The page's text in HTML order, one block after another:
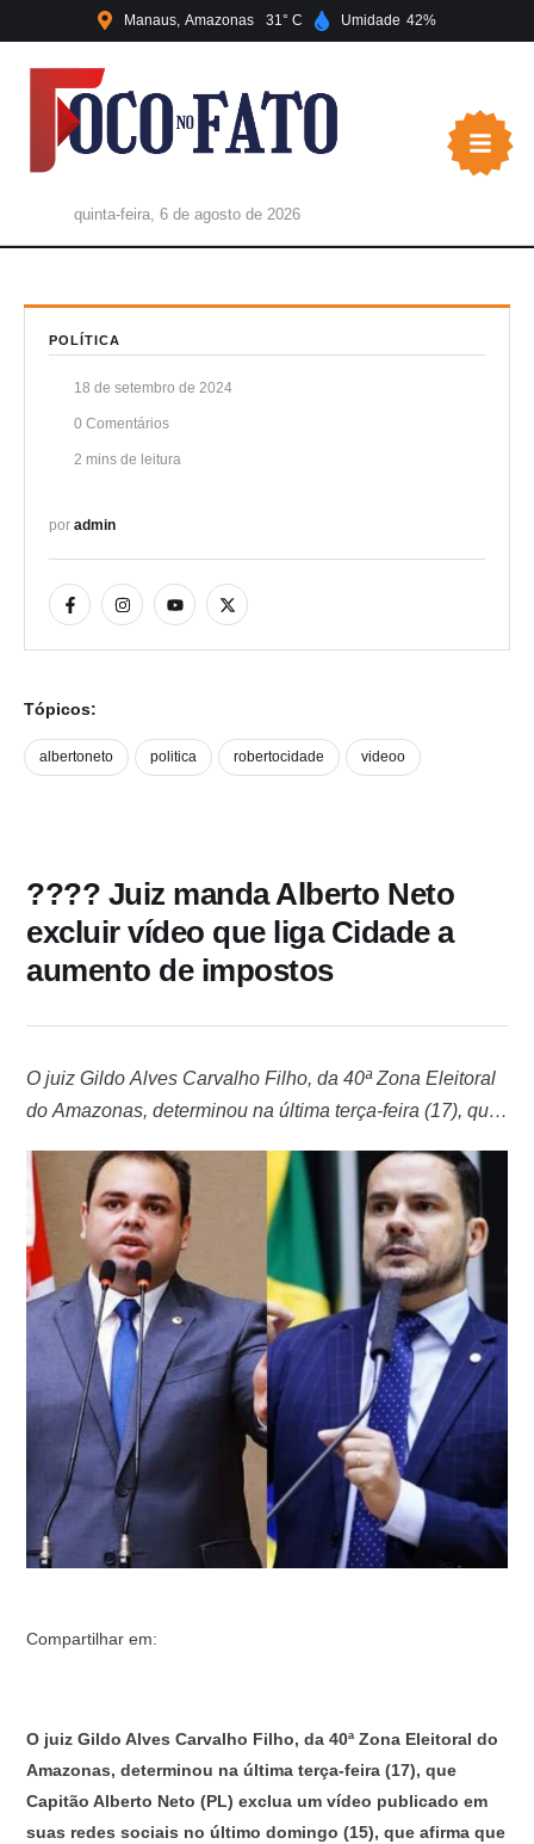
Manaus Amazonas 31 Umidade 42
quinta-feira, 6 de agosto de 2026
POLÍTICA
18 de setembro de 2024
0 Comentários
2 mins de leitura
por admin
Tópicos:
albertoneto politica robertocidade videoo
???? Juiz manda Alberto Neto
excluir vídeo que liga Cidade a
aumento de impostos
O juiz Gildo Alves Carvalho Filho, da 40ª Zona Eleitoral
do Amazonas, determinou na última terça-feira (17), que
suas redes sociais no último domingo (15), que afirma
que Roberto Cidade (União Brasil) aumentou uma série
de impostos. Na sua decisão, o magistrado destacou
que Alberto Neto …
Compartilhar em:
O juiz Gildo Alves Carvalho Filho, da 40ª Zona Eleitoral do
Amazonas, determinou na última terça-feira (17), que
Capitão Alberto Neto (PL) exclua um vídeo publicado em
suas redes sociais no último domingo (15), que afirma que